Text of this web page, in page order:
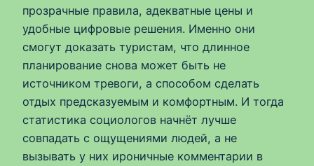
прозрачные правила, адекватные цены и
удобные цифровые решения. Именно они
смогут доказать туристам, что длинное
планирование снова может быть не
источником тревоги, а способом сделать
отдых предсказуемым и комфортным. И тогда
статистика социологов начнёт лучше
совпадать с ощущениями людей, а не
вызывать у них ироничные комментарии в